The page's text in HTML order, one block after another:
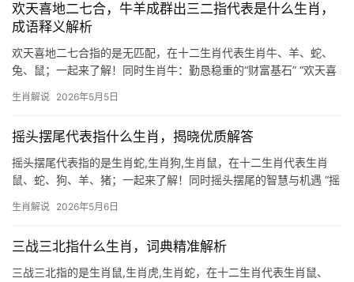
欢天喜地二七合，牛羊成群出三二指代表是什么生肖，
成语释义解析
欢天喜地二七合指的是无匹配，在十二生肖代表生肖牛、羊、蛇、
兔、鼠；一起来了解！同时生肖牛：勤恳稳重的“财富基石” “欢天喜
隐秘关联，而“牛羊成群”更直指生肖牛与生肖羊的六合之缘，2
生肖解说 2026年5月5日
摇头摆尾代表指什么生肖，揭晓优质解答
摇头摆尾代表指的是生肖蛇,生肖狗,生肖鼠，在十二生肖代表生肖
鼠、蛇、狗、羊、猪；一起来了解！同时摇头摆尾的智慧与机遇 “摇
动作恰恰是生肖鼠的典型特征，鼠类天性机敏，行动时头部微颤、
生肖解说 2026年5月6日
三战三北指什么生肖，词典精准解析
三战三北指的是生肖鼠,生肖虎,生肖蛇，在十二生肖代表生肖鼠、